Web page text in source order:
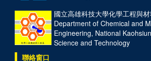
國立高雄科技大學化學工程與
Department of Chemical and
Engineering, National
Science and Technology
聯絡窗口